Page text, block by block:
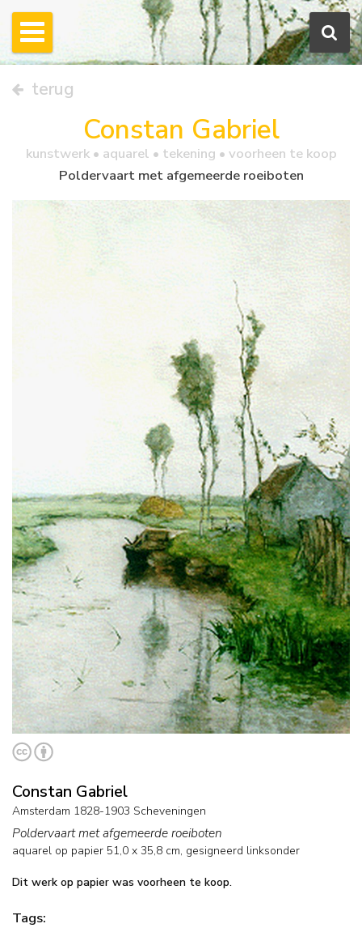
terug
Constan Gabriel
kunstwerk • aquarel • tekening • voorheen te koop
Poldervaart met afgemeerde roeiboten
Constan Gabriel
Amsterdam 1828-1903 Scheveningen
Poldervaart met afgemeerde roeiboten
aquarel op papier 51,0 x 35,8 cm, gesigneerd linksonder
Dit werk op papier was voorheen te koop.
Tags: